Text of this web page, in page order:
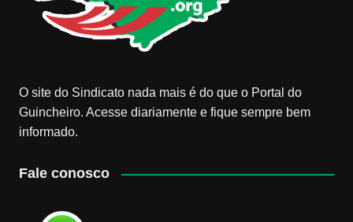
O site do Sindicato nada mais é do que o Portal do
Guincheiro. Acesse diariamente e fique sempre bem
informado.
Fale conosco